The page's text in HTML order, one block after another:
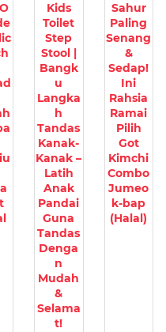
Kids
Toilet
Step
Stool |
Bangk
u
Langka
h
Tandas
Kanak-
Kanak –
Latih
Anak
Pandai
Guna
Tandas
Denga
n
Mudah
&
Selama
t!
Sahur
Paling
Senang
&
Sedap!
Ini
Rahsia
Ramai
Pilih
Got
Kimchi
Combo
Jumeo
k-bap
(Halal)